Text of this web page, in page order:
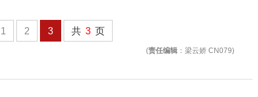
1 2 3 共 3 页
(责任编辑 ：梁云娇 CN079)